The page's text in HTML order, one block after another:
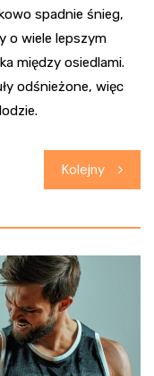
spadnie śnieg,
o wiele lepszym
między osiedlami.
odśnieżone, więc
Kolejny